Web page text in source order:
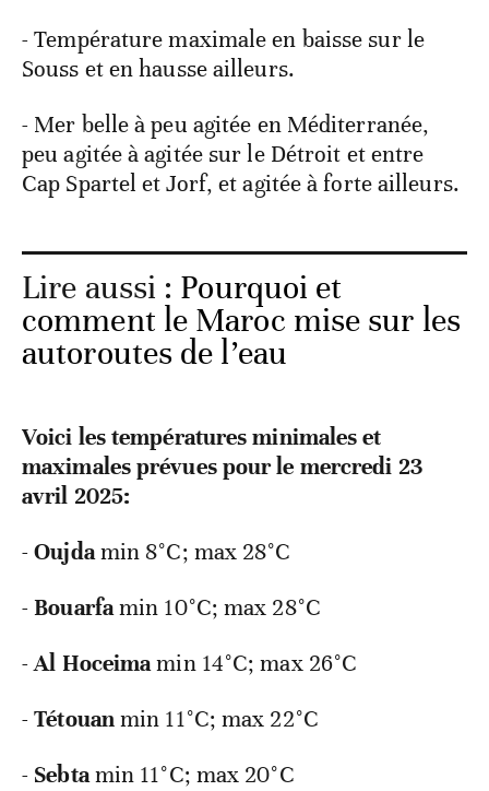
- Température maximale en baisse sur le
Souss et en hausse ailleurs.
- Mer belle à peu agitée en Méditerranée,
peu agitée à agitée sur le Détroit et entre
Cap Spartel et Jorf, et agitée à forte ailleurs.
Lire aussi : Pourquoi et
comment le Maroc mise sur les
autoroutes de l’eau
Voici les températures minimales et
maximales prévues pour le mercredi 23
avril 2025:
-Oujdamin 8°C; max 28°C
-Bouarfamin 10°C; max 28°C
-Al Hoceimamin 14°C; max 26°C
-Tétouanmin 11°C; max 22°C
- Sebtamin 11°C; max 20°C